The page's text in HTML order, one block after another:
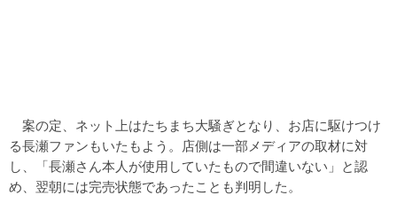
案の定、ネット上はたちまち大騒ぎとなり、お店に駆けつけ
る長瀬ファンもいたもよう。店側は一部メディアの取材に対
し、「長瀬さん本人が使用していたもので間違いない」と認
め、翌朝には完売状態であったことも判明した。